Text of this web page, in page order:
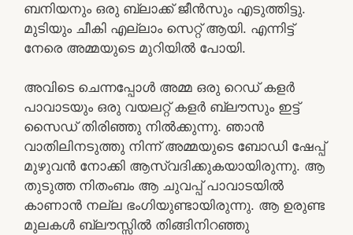
ബനിയനും ഒരു ബ്ലാക്ക് ജീൻസും എടുത്തിട്ടു.
മുടിയും ചീകി എല്ലാം സെറ്റ് ആയി. എന്നിട്ട്
നേരെ അമ്മയുടെ മുറിയിൽ പോയി.
അവിടെ ചെന്നപ്പോൾ അമ്മ ഒരു റെഡ് കളർ
പാവാടയും ഒരു വയലറ്റ്‌ കളർ ബ്ലൗസും ഇട്ട്
സൈഡ് തിരിഞ്ഞു നിൽക്കുന്നു. ഞാൻ
വാതിലിനടുത്തു നിന്ന് അമ്മയുടെ ബോഡി ഷേപ്പ്
മുഴുവൻ നോക്കി ആസ്വദിക്കുകയായിരുന്നു. ആ
തുടുത്ത നിതംബം ആ ചുവപ്പ് പാവാടയിൽ
കാണാൻ നല്ല ഭംഗിയുണ്ടായിരുന്നു. ആ ഉരുണ്ട
മുലകൾ ബ്ലൗസ്സിൽ തിങ്ങിനിറഞ്ഞു